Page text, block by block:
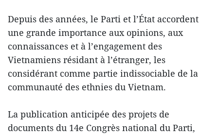
Depuis des années, le Parti et l’État accordent
une grande importance aux opinions, aux
connaissances et à l’engagement des
Vietnamiens résidant à l’étranger, les
considérant comme partie indissociable de la
communauté des ethnies du Vietnam.
La publication anticipée des projets de
documents du 14e Congrès national du Parti,